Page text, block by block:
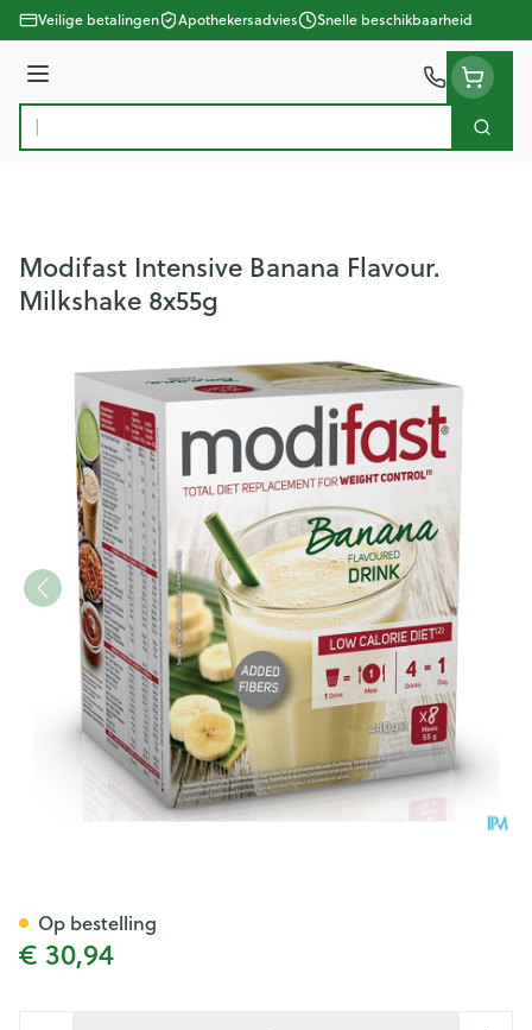
Ga naar de inhoud
Veilige betalingen Apothekersadvies Snelle beschikbaarheid
Menu
Product, merk, categorie...
Zoek
Modifast Intensive Banana Flavour.
Milkshake 8x55g
€ 30,94
Op bestelling